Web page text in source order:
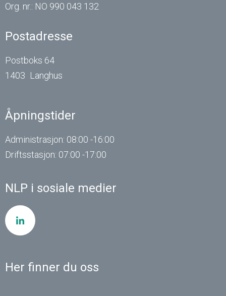
Org. nr.: NO 990 043 132
Postadresse
Postboks 64
1403 Langhus
Åpningstider
Administrasjon: 08:00 -16:00
Driftsstasjon: 07:00 -17:00
NLP i sosiale medier
Her finner du oss